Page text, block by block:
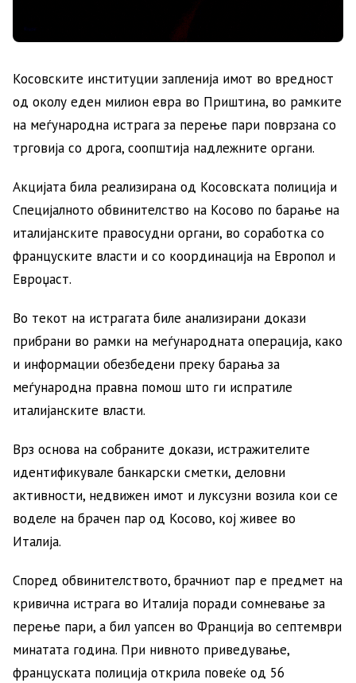
Косовските институции запленија имот во вредност
од околу еден милион евра во Приштина, во рамките
на меѓународна истрага за перење пари поврзана со
трговија со дрога, соопштија надлежните органи.
Акцијата била реализирана од Косовската полиција и
Специјалното обвинителство на Косово по барање на
италијанските правосудни органи, во соработка со
француските власти и со координација на Европол и
Евроџаст.
Во текот на истрагата биле анализирани докази
прибрани во рамки на меѓународната операција, како
и информации обезбедени преку барања за
меѓународна правна помош што ги испратиле
италијанските власти.
Врз основа на собраните докази, истражителите
идентификувале банкарски сметки, деловни
активности, недвижен имот и луксузни возила кои се
воделе на брачен пар од Косово, кој живее во
Италија.
Според обвинителството, брачниот пар е предмет на
кривична истрага во Италија поради сомневање за
перење пари, а бил уапсен во Франција во септември
минатата година. При нивното приведување,
француската полиција открила повеќе од 56